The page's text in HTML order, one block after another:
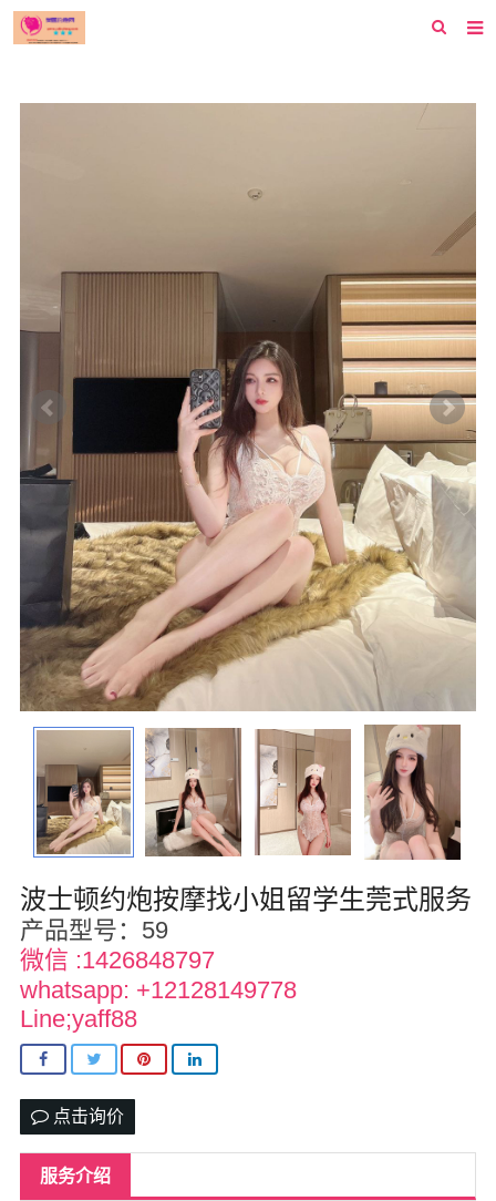
费城
西雅图
新泽西
华盛顿
圣荷西
San Diego
波特兰
拉斯维加斯
迈阿密
尔湾
得克萨斯
乔治亚州
北卡罗来纳州
马里兰州
宾夕法尼亚州
马萨诸塞州
波士顿约炮按摩找小姐留学生莞式服务
产品型号：59
微信 :1426848797
whatsapp: +12128149778
Line;yaff88
点击询价
服务介绍